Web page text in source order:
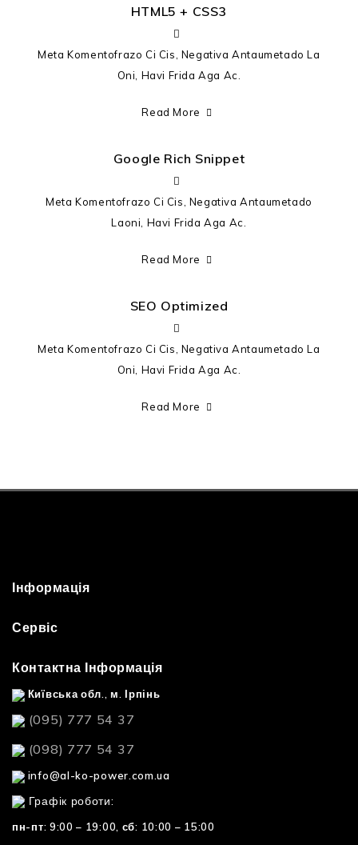
HTML5 + CSS3
Meta Komentofrazo Ci Cis, Negativa Antaumetado La
Oni, Havi Frida Aga Ac.
Read More
Google Rich Snippet
Meta Komentofrazo Ci Cis, Negativa Antaumetado
Laoni, Havi Frida Aga Ac.
Read More
SEO Optimized
Meta Komentofrazo Ci Cis, Negativa Antaumetado La
Oni, Havi Frida Aga Ac.
Read More
Інформація
Сервіс
Контактна Інформація
Київська обл., м. Ірпінь
(095) 777 54 37
(098) 777 54 37
info@al-ko-power.com.ua
Графік роботи:
пн-пт: 9:00 – 19:00, сб: 10:00 – 15:00